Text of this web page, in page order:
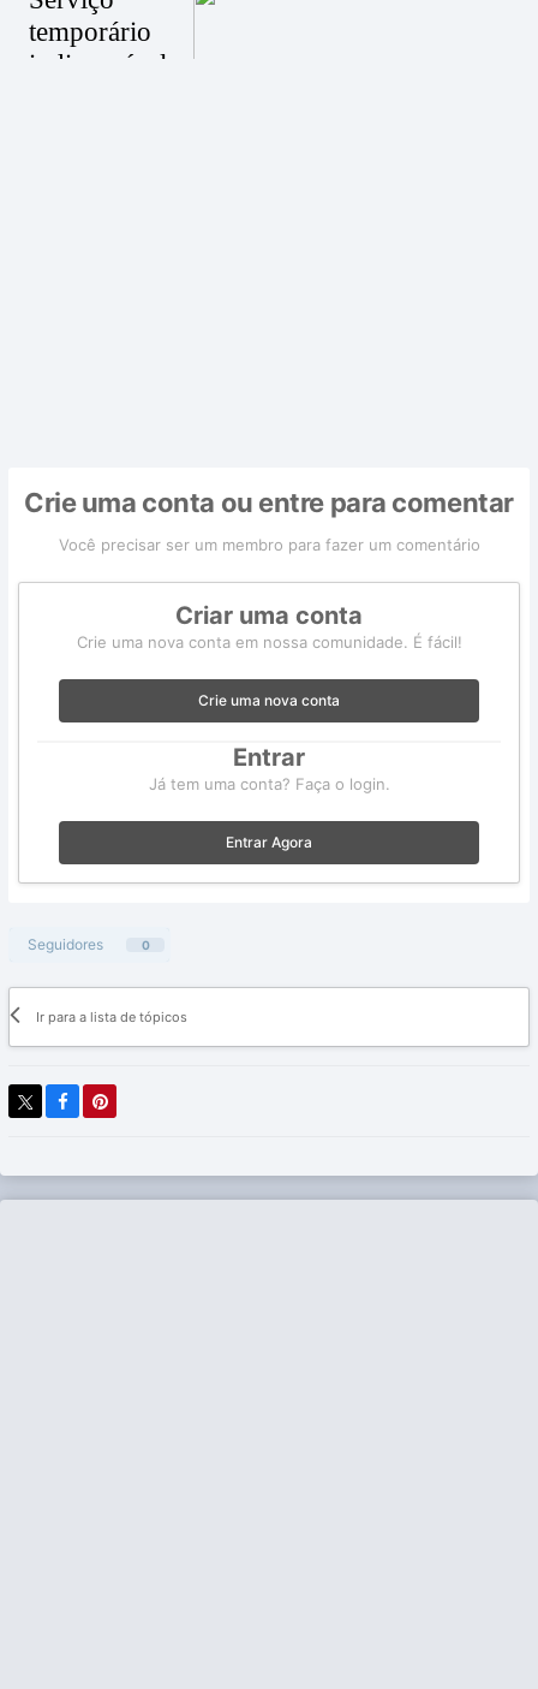
Crie uma conta ou entre para comentar
Você precisar ser um membro para fazer um comentário
Criar uma conta
Crie uma nova conta em nossa comunidade. É fácil!
Crie uma nova conta
Entrar
Já tem uma conta? Faça o login.
Entrar Agora
Seguidores 0
Ir para a lista de tópicos